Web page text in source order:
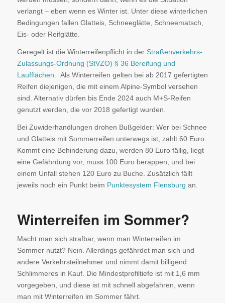
verlangt – eben wenn es Winter ist. Unter diese winterlichen
Bedingungen fallen Glatteis, Schneeglätte, Schneematsch,
Eis- oder Reifglätte.
Geregelt ist die Winterreifenpflicht in der Straßenverkehrs-
Zulassungs-Ordnung (StVZO) § 36 Bereifung und
Laufflächen . Als Winterreifen gelten bei ab 2017 gefertigten
Reifen diejenigen, die mit einem Alpine-Symbol versehen
sind. Alternativ dürfen bis Ende 2024 auch M+S-Reifen
genutzt werden, die vor 2018 gefertigt wurden.
Bei Zuwiderhandlungen drohen Bußgelder: Wer bei Schnee
und Glatteis mit Sommerreifen unterwegs ist, zahlt 60 Euro.
Kommt eine Behinderung dazu, werden 80 Euro fällig, liegt
eine Gefährdung vor, muss 100 Euro berappen, und bei
einem Unfall stehen 120 Euro zu Buche. Zusätzlich fällt
jeweils noch ein Punkt beim Punktesystem Flensburg an.
Winterreifen im Sommer?
Macht man sich strafbar, wenn man Winterreifen im
Sommer nutzt? Nein. Allerdings gefährdet man sich und
andere Verkehrsteilnehmer und nimmt damit billigend
Schlimmeres in Kauf. Die Mindestprofiltiefe ist mit 1,6 mm
vorgegeben, und diese ist mit schnell abgefahren, wenn
man mit Winterreifen im Sommer fährt.